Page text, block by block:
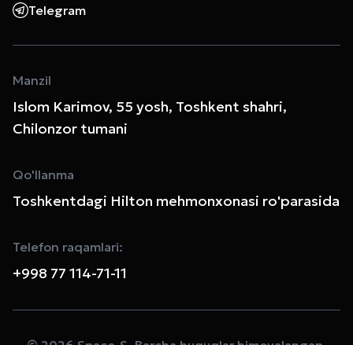
Telegram
Manzil
Islom Karimov, 55 yosh, Toshkent shahri,
Chilonzor tumani
Qo'llanma
Toshkentdagi Hilton mehmonxonasi ro'parasida
Telefon raqamlari:
+998 77 114-71-11